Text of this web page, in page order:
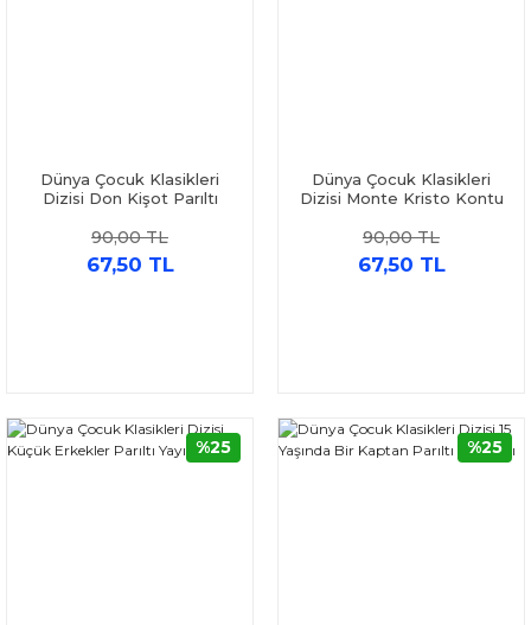
Dünya Çocuk Klasikleri
Dizisi Don Kişot Parıltı
90,00 TL
67,50 TL
Dünya Çocuk Klasikleri
Dizisi Monte Kristo Kontu
90,00 TL
67,50 TL
%25 %25